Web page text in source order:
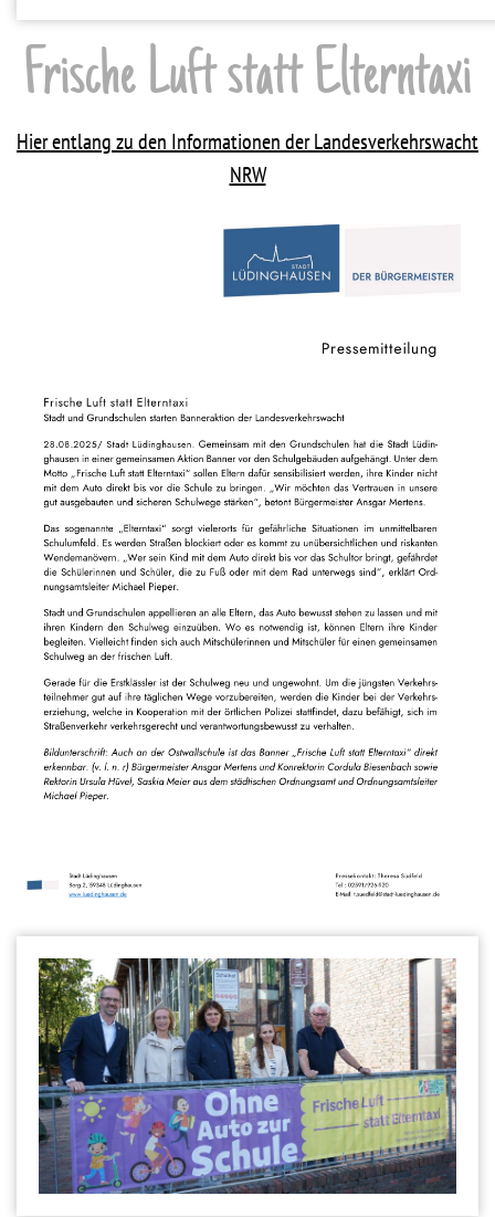
Frische Luft statt Elterntaxi
Hier entlang zu den Informationen der Landesverkehrswacht
NRW